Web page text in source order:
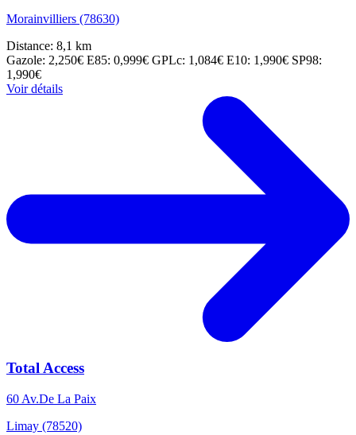
Morainvilliers (78630)
Distance: 8,1 km
Gazole: 2,250€ E85: 0,999€ GPLc: 1,084€ E10: 1,990€ SP98:
1,990€
Voir détails
Total Access
60 Av.De La Paix
Limay (78520)